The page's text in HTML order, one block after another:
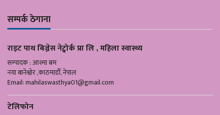
सम्पर्क ठेगाना
राइट पाथ बिज्नेस नेट्वोर्क प्रा लि , महिला स्वास्थ्य
सम्पादक : आश्मा बम
नया बानेश्वोर ,काठमाडौँ, नेपाल
Email:mahilaswasthya01@gmail.com
टेलिफोन